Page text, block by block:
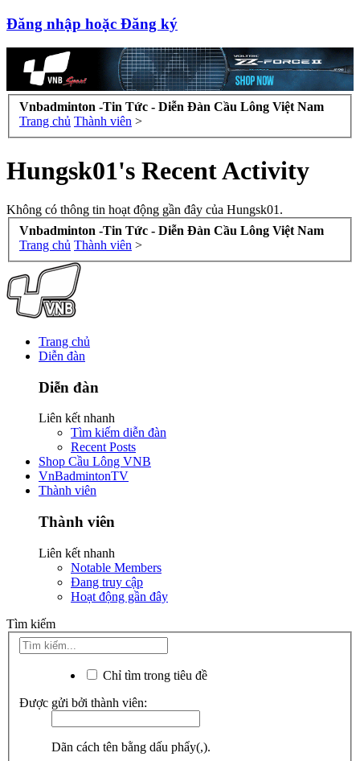
Đăng nhập hoặc Đăng ký
Vnbadminton -Tin Tức - Diễn Đàn Cầu Lông Việt Nam
Trang chủ Thành viên >
Hungsk01's Recent Activity
Không có thông tin hoạt động gần đây của Hungsk01.
Vnbadminton -Tin Tức - Diễn Đàn Cầu Lông Việt Nam
Trang chủ Thành viên >
Trang chủ
Diễn đàn
Diễn đàn
Liên kết nhanh
Tìm kiếm diễn đàn
Recent Posts
Shop Cầu Lông VNB
VnBadmintonTV
Thành viên
Thành viên
Liên kết nhanh
Notable Members
Đang truy cập
Hoạt động gần đây
Tìm kiếm
Chỉ tìm trong tiêu đề
Được gửi bởi thành viên:
Dãn cách tên bằng dấu phẩy(,).